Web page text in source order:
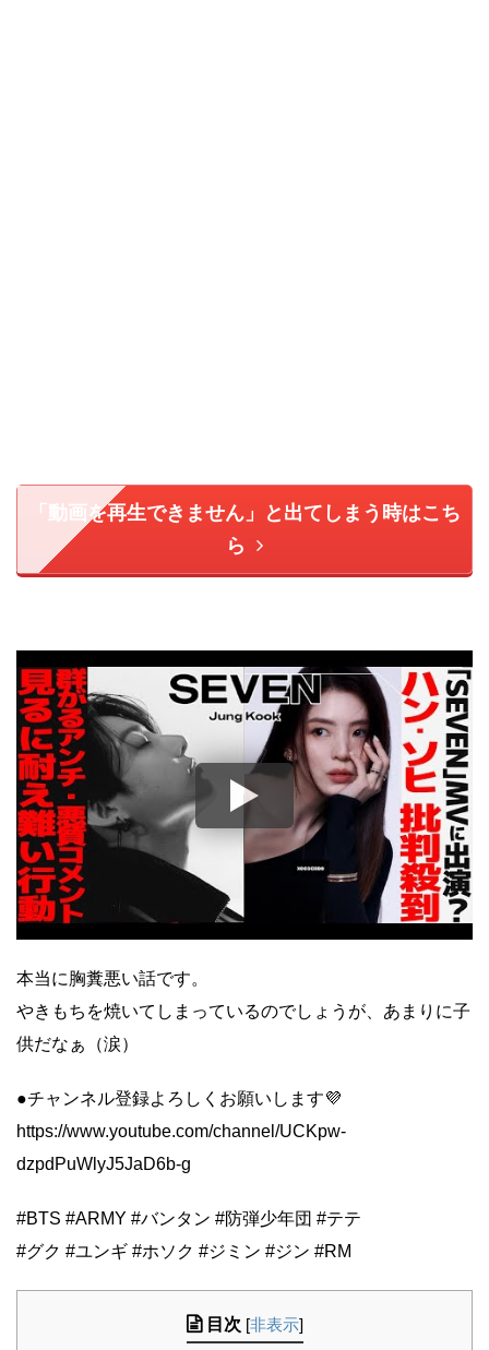
「動画を再生できません」と出てしまう時はこち
ら
本当に胸糞悪い話です。
やきもちを焼いてしまっているのでしょうが、あまりに子
供だなぁ（涙）
●チャンネル登録よろしくお願いします💜
https://www.youtube.com/channel/UCKpw-
dzpdPuWlyJ5JaD6b-g
#BTS #ARMY #バンタン #防弾少年団 #テテ
#グク #ユンギ #ホソク #ジミン #ジン #RM
目次 [非表示]